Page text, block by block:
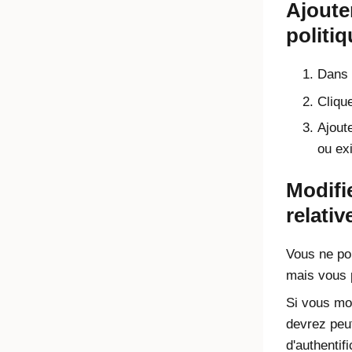
Dans
ou
Vous ne
mais vous
Si vous
devrez